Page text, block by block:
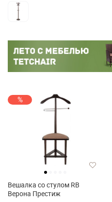
%
Вешалка со стулом RB
Верона Престиж